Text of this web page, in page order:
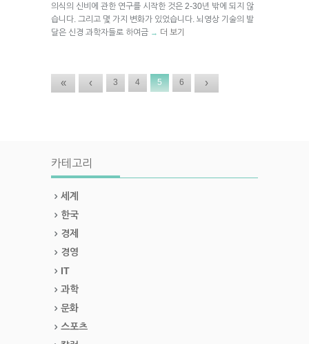
의식의 신비에 관한 연구를 시작한 것은 2-30년 밖에 되지 않
습니다. 그리고 몇 가지 변화가 있었습니다. 뇌영상 기술의 발
달은 신경 과학자들로 하여금 → 더 보기
« ‹ 3 4 5 6 ›
카테고리
세계
한국
경제
경영
IT
과학
문화
스포츠